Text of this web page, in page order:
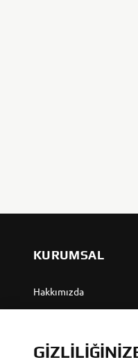
KURUMSAL
Hakkımızda
Olaylar